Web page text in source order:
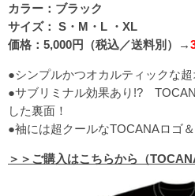
カラー：ブラック
サイズ： S・M・L ・XL
価格：5,000円（税込／送料別）→
●シンプルかつオカルティックな
●サブリミナル効果あり!?
した裏面！
●袖には超クールなTOCANAロゴ＆
＞＞ご購入はこちらから（